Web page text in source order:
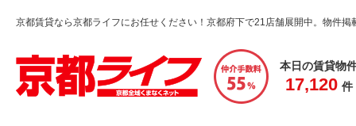
京都賃貸なら京都ライフにお任せください！京都府下で21店舗展開中。物件掲
本日の賃貸物
17,120 件